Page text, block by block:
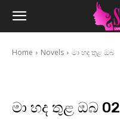
Home Novels මා හද තුළ ඔබ
මා හද තුළ ඔබ 02